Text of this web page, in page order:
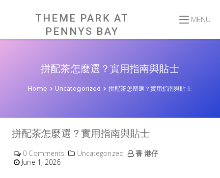
THEME PARK AT
PENNYS BAY
MENU
拼配茶怎麼選？實用指南與貼士
Home Uncategorized 拼配茶怎麼選？實用指南與貼士
拼配茶怎麼選？實用指南與貼士
0 Comments Uncategorized
香 港仔
June 1, 2026